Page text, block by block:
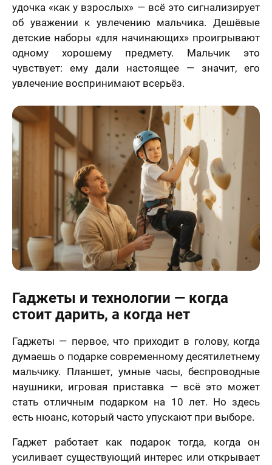
удочка «как у взрослых» — всё это сигнализирует
об уважении к увлечению мальчика. Дешёвые
детские наборы «для начинающих» проигрывают
одному хорошему предмету. Мальчик это
чувствует: ему дали настоящее — значит, его
увлечение воспринимают всерьёз.
Гаджеты и технологии — когда
стоит дарить, а когда нет
Гаджеты — первое, что приходит в голову, когда
думаешь о подарке современному десятилетнему
мальчику. Планшет, умные часы, беспроводные
наушники, игровая приставка — всё это может
стать отличным подарком на 10 лет. Но здесь
есть нюанс, который часто упускают при выборе.
Гаджет работает как подарок тогда, когда он
усиливает существующий интерес или открывает